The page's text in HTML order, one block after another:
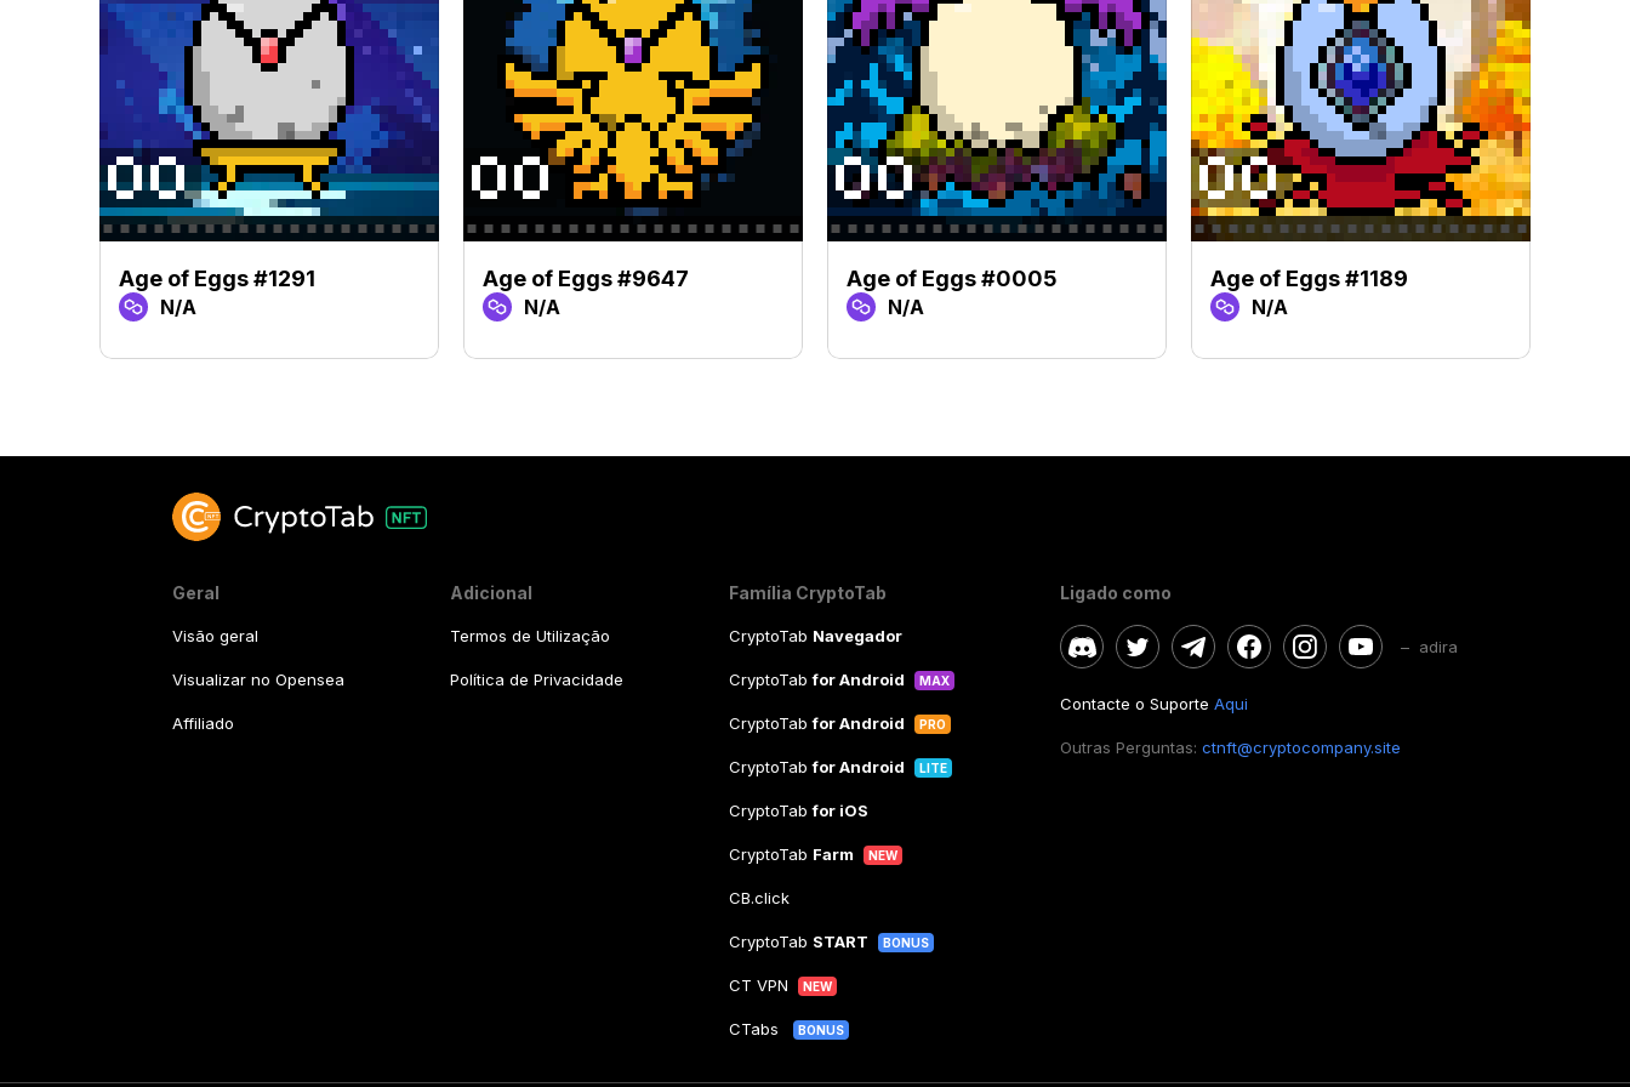
Age of Eggs #1291
N/A
Age of Eggs #9647
N/A
Age of Eggs #0005
N/A
Age of Eggs #1189
N/A
Geral
Visão geral
Visualizar no Opensea
Affiliado
Adicional
Termos de Utilização
Política de Privacidade
Família CryptoTab
CryptoTab Navegador
CryptoTabfor Android MAX
CryptoTabfor Android PRO
CryptoTabfor Android LITE
CryptoTabfor iOS
CryptoTab Farm NEW
CB.click
CryptoTab START BONUS
CT VPN NEW
CTabs BONUS
Ligado como
– adira
Contacte o Suporte Aqui
Outras Perguntas: ctnft@cryptocompany.site